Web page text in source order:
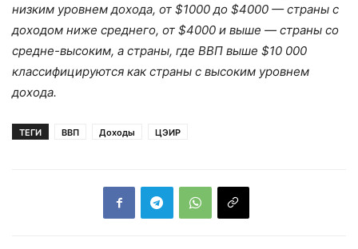
низким уровнем дохода, от $1000 до $4000 — страны с
доходом ниже среднего, от $4000 и выше — страны со
средне-высоким, а страны, где ВВП выше $10 000
классифицируются как страны с высоким уровнем
дохода.
ТЕГИ ВВП Доходы ЦЭИР